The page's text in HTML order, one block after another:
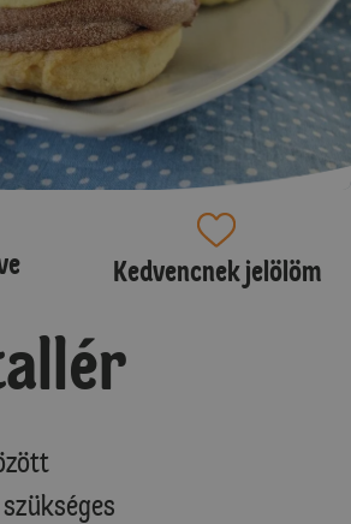
Kedvencnek jelölöm